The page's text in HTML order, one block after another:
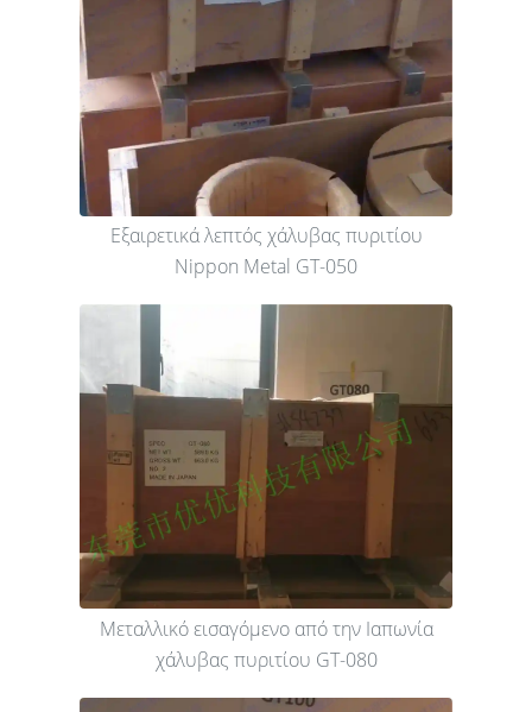
Εξαιρετικά λεπτός χάλυβας πυριτίου
Nippon Metal GT-050
Μεταλλικό εισαγόμενο από την Ιαπωνία
χάλυβας πυριτίου GT-080